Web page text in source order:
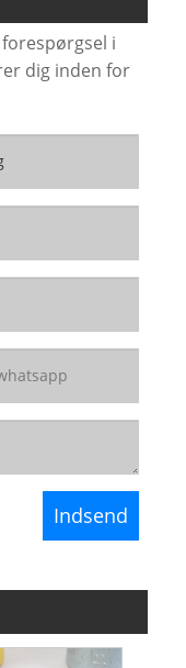
i
dig inden for